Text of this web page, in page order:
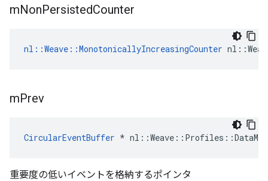
mNonPersistedCounter
nl::Weave::MonotonicallyIncreasingCounter
mPrev
CircularEventBuffer *
重要度の低いイベントを格納するポインタ